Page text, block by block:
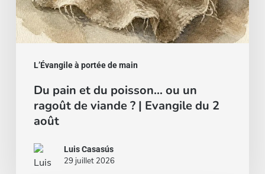
L’Évangile à portée de main
?
Evangile
août
Du pain et du poisson… ou un
ragoût de viande ? | Evangile du 2
août
Luis Casasús
29 juillet 2026